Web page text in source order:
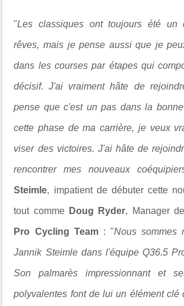
"Les classiques ont toujours été un
rêves, mais je pense aussi que je
dans les courses par étapes qui
décisif. J'ai vraiment hâte de
pense que c'est un pas dans la
cette phase de ma carrière, je veux
viser des victoires. J'ai hâte de
rencontrer mes nouveaux
Steimle, impatient de débuter cette
tout comme Doug Ryder, Manager
Pro Cycling Team: "Nous sommes
Jannik Steimle dans l'équipe Q36.5
Son palmarès impressionnant et
polyvalentes font de lui un élément clé